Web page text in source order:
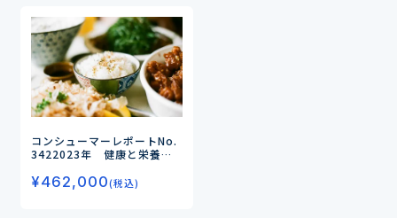
コンシューマーレポートNo.
3422023年 健康と栄養に
弾）－コスパ・タイパ志向の
高まりにより、健康食品によ
¥462,000(税込)